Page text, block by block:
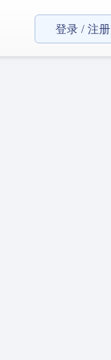
登录 / 注册